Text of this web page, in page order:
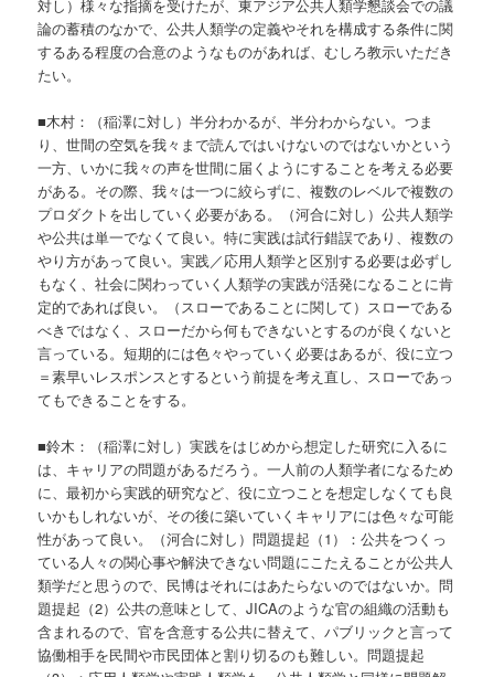
対し）様々な指摘を受けたが、東アジア公共人類学懇談会での議
論の蓄積のなかで、公共人類学の定義やそれを構成する条件に関
するある程度の合意のようなものがあれば、むしろ教示いただき
たい。
■木村：（稲澤に対し）半分わかるが、半分わからない。つま
り、世間の空気を我々まで読んではいけないのではないかという
一方、いかに我々の声を世間に届くようにすることを考える必要
がある。その際、我々は一つに絞らずに、複数のレベルで複数の
プロダクトを出していく必要がある。（河合に対し）公共人類学
や公共は単一でなくて良い。特に実践は試行錯誤であり、複数の
やり方があって良い。実践／応用人類学と区別する必要は必ずし
もなく、社会に関わっていく人類学の実践が活発になることに肯
定的であれば良い。（スローであることに関して）スローである
べきではなく、スローだから何もできないとするのが良くないと
言っている。短期的には色々やっていく必要はあるが、役に立つ
＝素早いレスポンスとするという前提を考え直し、スローであっ
てもできることをする。
■鈴木：（稲澤に対し）実践をはじめから想定した研究に入るに
は、キャリアの問題があるだろう。一人前の人類学者になるため
に、最初から実践的研究など、役に立つことを想定しなくても良
いかもしれないが、その後に築いていくキャリアには色々な可能
性があって良い。（河合に対し）問題提起（1）：公共をつくっ
ている人々の関心事や解決できない問題にこたえることが公共人
類学だと思うので、民博はそれにはあたらないのではないか。問
題提起（2）公共の意味として、JICAのような官の組織の活動も
含まれるので、官を含意する公共に替えて、パブリックと言って
協働相手を民間や市民団体と割り切るのも難しい。問題提起